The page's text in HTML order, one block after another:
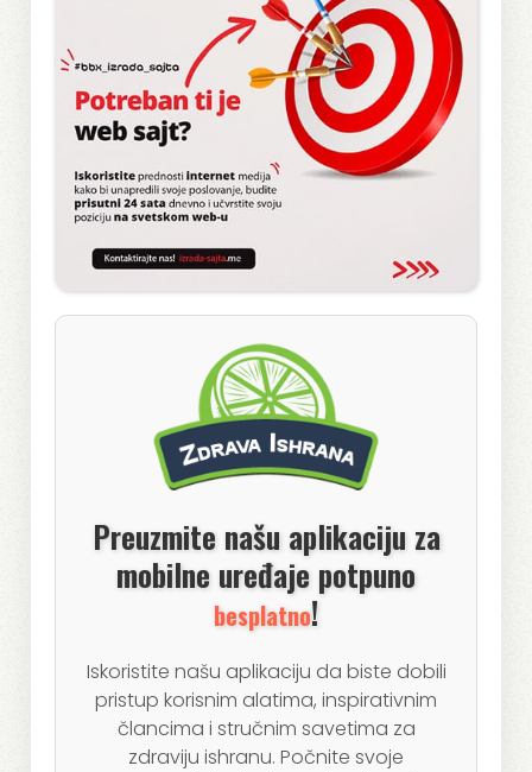
Preuzmite našu aplikaciju za
mobilne uređaje potpuno
besplatno!
Iskoristite našu aplikaciju da biste dobili
pristup korisnim alatima, inspirativnim
člancima i stručnim savetima za
zdraviju ishranu. Počnite svoje